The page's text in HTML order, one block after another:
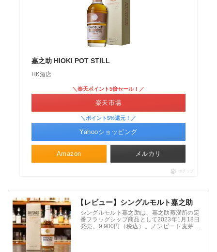
嘉之助 HIOKI POT STILL
HK酒店
Amazon
＼楽天ポイント5倍セール！／
楽天市場
＼ポイント5%還元！／
Yahooショッピング
メルカリ
ポチップ
【レビュー】シングルモルト嘉之助
シングルモルト嘉之助は、嘉之助蒸溜所の定
番フラッグシップ商品として2023年1月18日
発売。9,900円（税込）。ノンピート麦芽を